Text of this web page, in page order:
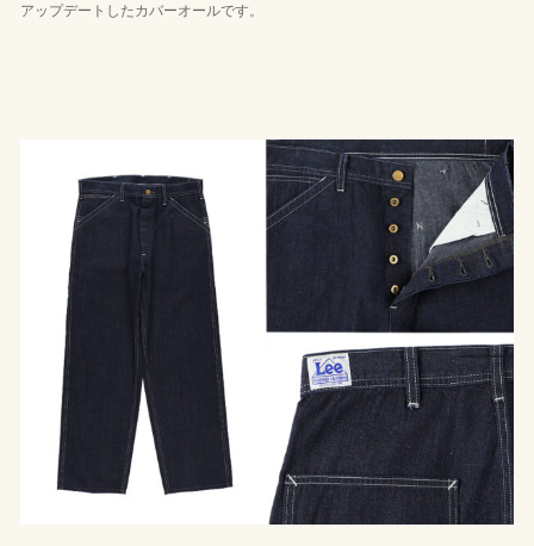
アップデートしたカバーオールです。